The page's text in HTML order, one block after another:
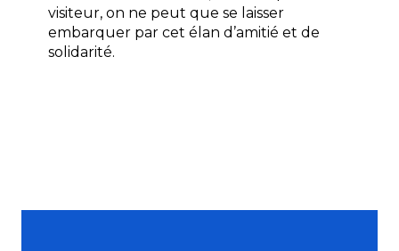
visiteur, on ne peut que se laisser
embarquer par cet élan d’amitié et de
solidarité.